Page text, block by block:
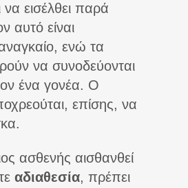
να εισέλθει παρά
αυτό είναι
ενώ τα
να συνοδεύονται
ένα γονέα. Ο
επίσης, να
ασθενής αισθανθεί
αδιαθεσία, πρέπει